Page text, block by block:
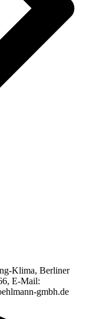
Klima, Berliner
E-Mail:
gmbh.de